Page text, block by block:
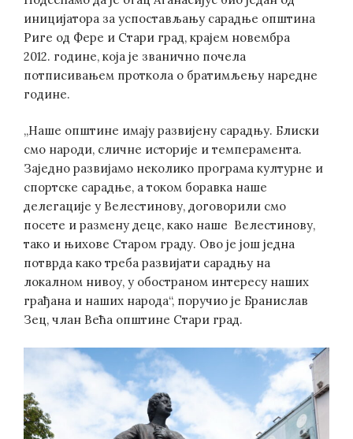
иницијатора за успостављању сарадње општина
Риге од Фере и Стари град, крајем новембра
2012. године, која је званично почела
потписивањем проткола о братимљењу наредне
године.
„Наше општине имају развијену сарадњу. Блиски
смо народи, сличне историје и темперамента.
Заједно развијамо неколико програма културне и
спортске сарадње, а током боравка наше
делегације у Велестинову, договорили смо
посете и размену деце, како наше Велестинову,
тако и њихове Старом граду. Ово је још једна
потврда како треба развијати сарадњу на
локалном нивоу, у обостраном интересу наших
грађана и наших народа“, поручио је Бранислав
Зец, члан Већа општине Стари град.